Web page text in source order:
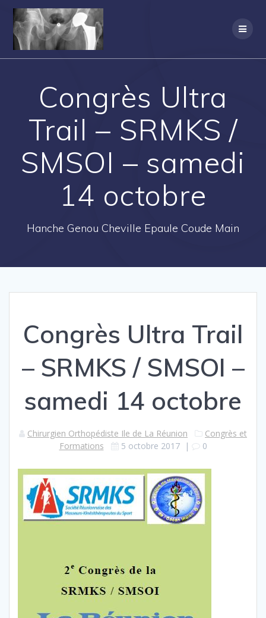
Congrès Ultra
Trail – SRMKS /
SMSOI – samedi
14 octobre
Hanche Genou Cheville Epaule Coude Main
Congrès Ultra Trail
– SRMKS / SMSOI –
samedi 14 octobre
Chirurgien Orthopédiste Ile de La Réunion
Congrès et
Formations
5 octobre 2017| 0